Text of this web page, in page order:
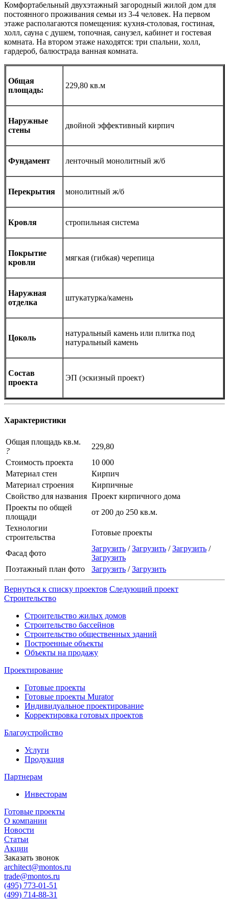
Комфортабельный двухэтажный загородный жилой дом для
постоянного проживания семьи из 3-4 человек. На первом
этаже располагаются помещения: кухня-столовая, гостиная,
холл, сауна с душем, топочная, санузел, кабинет и гостевая
комната. На втором этаже находятся: три спальни, холл,
гардероб, балюстрада ванная комната.
Общая
площадь:
229,80 кв.м
Наружные
стены
двойной эффективный кирпич
Фундамент ленточный монолитный ж/б
Перекрытия монолитный ж/б
Кровля стропильная система
Покрытие
кровли
мягкая (гибкая) черепица
Наружная
отделка
штукатурка/камень
Цоколь
натуральный камень или плитка под
натуральный камень
Состав
проекта
ЭП (эскизный проект)
Характеристики
Общая площадь кв.м.
?
229,80
Стоимость проекта
10 000
Материал стен
Кирпич
Материал строения
Кирпичные
Свойство для названия Проект кирпичного дома
Проекты по общей
площади
от 200 до 250 кв.м.
Технологии
строительства
Готовые проекты
Фасад фото
Загрузить /Загрузить /Загрузить /
Загрузить
Поэтажный план фото
Загрузить /Загрузить
Вернуться к списку проектов Следующий проект
Строительство
Строительство жилых домов
Строительство бассейнов
Строительство общественных зданий
Построенные объекты
Объекты на продажу
Проектирование
Готовые проекты
Готовые проекты Murator
Индивидуальное проектирование
Корректировка готовых проектов
Благоустройство
Услуги
Продукция
Партнерам
Инвесторам
Готовые проекты
О компании
Новости
Статьи
Акции
Заказать звонок
architect@montos.ru
trade@montos.ru
(495) 773-01-51
(499) 714-88-31